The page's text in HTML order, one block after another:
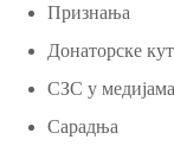
Признања
Донаторске
СЗС у медијама
Сарадња